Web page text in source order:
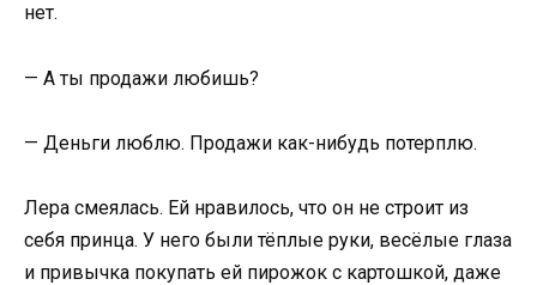
нет.
— А ты продажи любишь?
— Деньги люблю. Продажи как-нибудь потерплю.
Лера смеялась. Ей нравилось, что он не строит из
себя принца. У него были тёплые руки, весёлые глаза
и привычка покупать ей пирожок с картошкой, даже